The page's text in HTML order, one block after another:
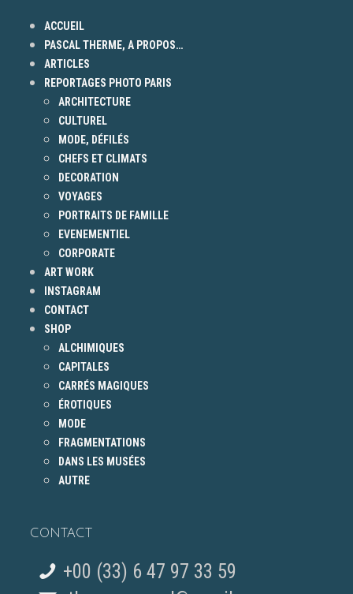
ACCUEIL
PASCAL THERME, A PROPOS…
ARTICLES
REPORTAGES PHOTO PARIS
ARCHITECTURE
CULTUREL
MODE, DÉFILÉS
CHEFS ET CLIMATS
DECORATION
VOYAGES
PORTRAITS DE FAMILLE
EVENEMENTIEL
CORPORATE
ART WORK
INSTAGRAM
CONTACT
SHOP
ALCHIMIQUES
CAPITALES
CARRÉS MAGIQUES
ÉROTIQUES
MODE
FRAGMENTATIONS
DANS LES MUSÉES
AUTRE
CONTACT
+00 (33) 6 47 97 33 59